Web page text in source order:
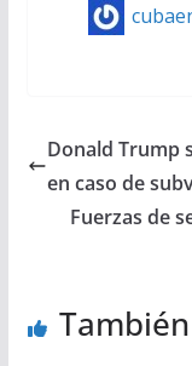
Donald Trump
en caso de
Fuerzas de